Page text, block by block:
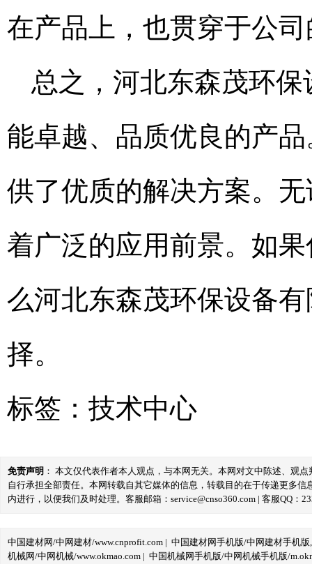
在产品上，也贯穿于公
总之，河北东森茂环
能卓越、品质优良的产
供了优质的解决方案。
着广泛的应用前景。如
么河北东森茂环保设备
择。
标签： 技术中心
免责声明 ： 本文仅代表作者本人观点，与本网无关。本网对文中陈述、观
自行承担全部责任。本网转载自其它媒体的信息，转载目的在于传递更多
内进行，以便我们及时处理。客服邮箱：service@cnso360.com | 客服QQ：
中国建材网/中网建材/www.cnprofit.com | 中国建材网手机版/中网建材手机版
机械网/中网机械/www.okmao.com | 中国机械网手机版/中网机械手机版/